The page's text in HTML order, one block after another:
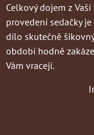
Celkový dojem z
provedení sedačky
dílo skutečně
období hodně
Vám vracejí.